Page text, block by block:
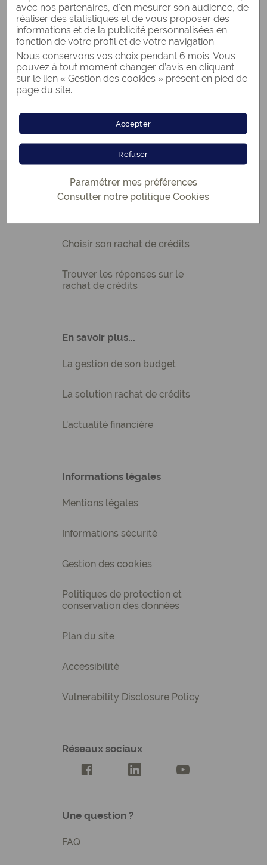
DEVENIR PARTENAIRE
UN CRÉDIT VOUS ENGAGE ET DOIT ÊTRE
REMBOURSÉ.
REMBOURSEMENT AVANT DE VOUS
ENGAGER.
Le guide du rachat de crédits
Choisir son rachat de crédits
Trouver les réponses sur le
rachat de crédits
En savoir plus...
La gestion de son budget
La solution rachat de crédits
L'actualité financière
Informations légales
Mentions légales
Informations sécurité
Gestion des cookies
Politiques de protection et
conservation des données
Plan du site
Accessibilité
Vulnerability Disclosure Policy
Réseaux sociaux
Compte Facebook Creatis
Compte LinkedIn Creatis
Compte Youtube
Une question ?
FAQ
avec nos partenaires, d'en mesurer son audience, de
réaliser des statistiques et de vous proposer des
informations et de la publicité personnalisées en
fonction de votre profil et de votre navigation.
Nous conservons vos choix pendant 6 mois. Vous
pouvez à tout moment changer d’avis en cliquant
sur le lien « Gestion des cookies » présent en pied de
page du site.
Accepter
Refuser
Paramétrer mes préférences
Consulter notre politique Cookies